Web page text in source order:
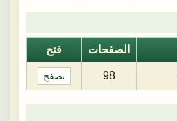
الصفحات فتح
98 تصفح